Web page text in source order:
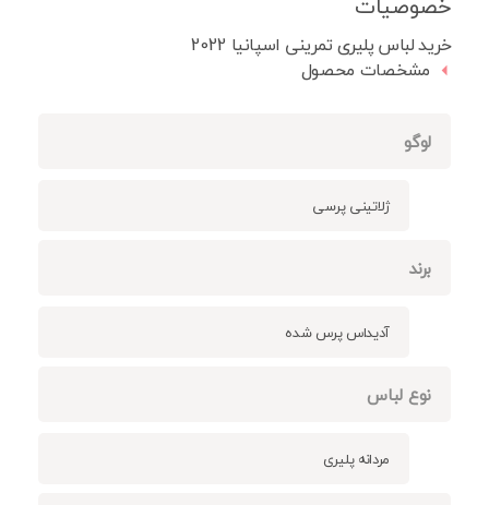
خرید لباس پلیری تمرینی اسپانیا 2022
مشخصات محصول
لوگو
ژلاتینی پرسی
برند
آدیداس پرس شده
نوع لباس
مردانه پلیری